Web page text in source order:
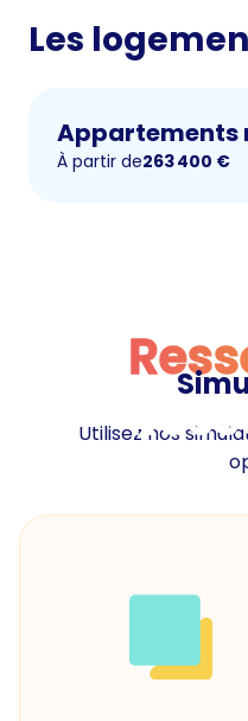
Les
Appartements
À partir de263 400 €
Utilisez nos